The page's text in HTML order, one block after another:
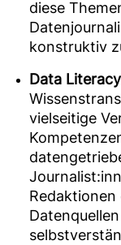
diese
konstruktiv
Data
vielseitige